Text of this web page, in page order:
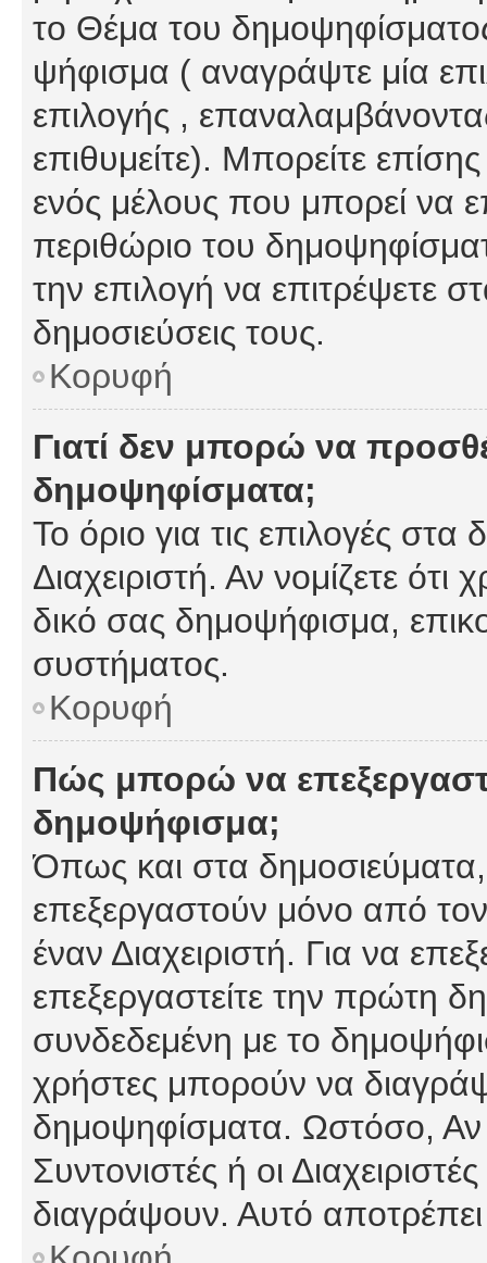
το Θέμα του
ψήφισμα ( αναγράψτε μία
επιλογής ,
επιθυμείτε). Μπορείτε
ενός μέλους που μπορεί να
περιθώριο του
την επιλογή να επιτρέψετε
δημοσιεύσεις τους.
Κορυφή
Γιατί δεν μπορώ να
δημοψηφίσματα;
Το όριο για τις επιλογές
Διαχειριστή. Αν νομίζετε ότι
δικό σας δημοψήφισμα,
συστήματος.
Κορυφή
Πώς μπορώ να
δημοψήφισμα;
Όπως και στα
επεξεργαστούν μόνο από
έναν Διαχειριστή. Για να
επεξεργαστείτε την πρώτη
συνδεδεμένη με το
χρήστες μπορούν να
δημοψηφίσματα. Ωστόσο, Αν
Συντονιστές ή οι
διαγράψουν. Αυτό